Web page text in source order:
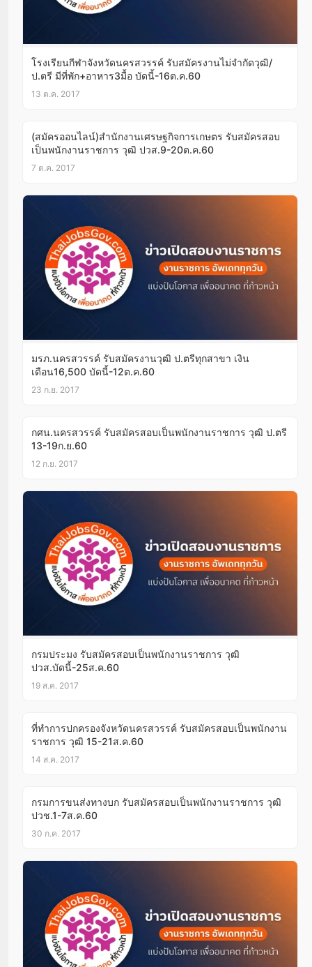
โรงเรียนกีฬาจังหวัดนครสวรรค์ รับสมัครงานไม่จำกัดวุฒิ/
ป.ตรี มีที่พัก+อาหาร3มื้อ บัดนี้-16ต.ค.60
13 ต.ค. 2017
(สมัครออนไลน์)สำนักงานเศรษฐกิจการเกษตร รับสมัครสอบ
เป็นพนักงานราชการ วุฒิ ปวส.9-20ต.ค.60
7 ต.ค. 2017
มรภ.นครสวรรค์ รับสมัครงานวุฒิ ป.ตรีทุกสาขา เงิน
เดือน16,500 บัดนี้-12ต.ค.60
23 ก.ย. 2017
กศน.นครสวรรค์ รับสมัครสอบเป็นพนักงานราชการ วุฒิ ป.ตรี
13-19ก.ย.60
12 ก.ย. 2017
กรมประมง รับสมัครสอบเป็นพนักงานราชการ วุฒิ
ปวส.บัดนี้-25ส.ค.60
19 ส.ค. 2017
ที่ทำการปกครองจังหวัดนครสวรรค์ รับสมัครสอบเป็นพนักงาน
ราชการ วุฒิ 15-21ส.ค.60
14 ส.ค. 2017
กรมการขนส่งทางบก รับสมัครสอบเป็นพนักงานราชการ วุฒิ
ปวช.1-7ส.ค.60
30 ก.ค. 2017